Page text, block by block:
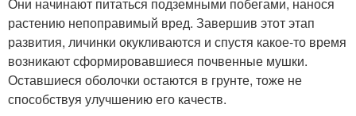
растению непоправимый вред. Завершив этот этап
развития, личинки окукливаются и спустя какое-то время
возникают сформировавшиеся почвенные мушки.
Оставшиеся оболочки остаются в грунте, тоже не
способствуя улучшению его качеств.